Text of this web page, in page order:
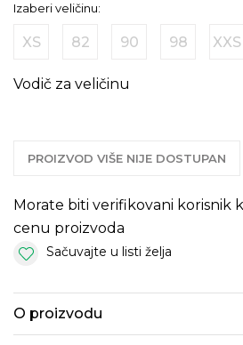
Izaberi veličinu:
XS 82 90 98 XXS
Vodič za veličinu
PROIZVOD VIŠE NIJE DOSTUPAN
Morate biti verifikovani korisnik
cenu proizvoda
Sačuvajte u listi želja
O proizvodu